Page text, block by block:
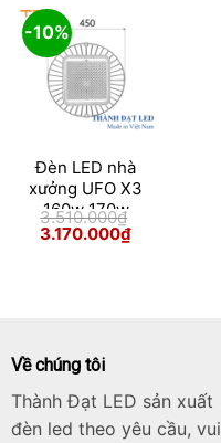
-10%
Đèn LED nhà
xưởng UFO X3
160w 170w
180w 190w
3.510.000₫
Giá
gốc
3.170.000₫Giá
Về chúng tôi
Thành Đạt LED sản xuất
đèn led theo yêu cầu, vui